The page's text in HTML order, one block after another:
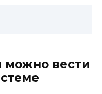
можно вести